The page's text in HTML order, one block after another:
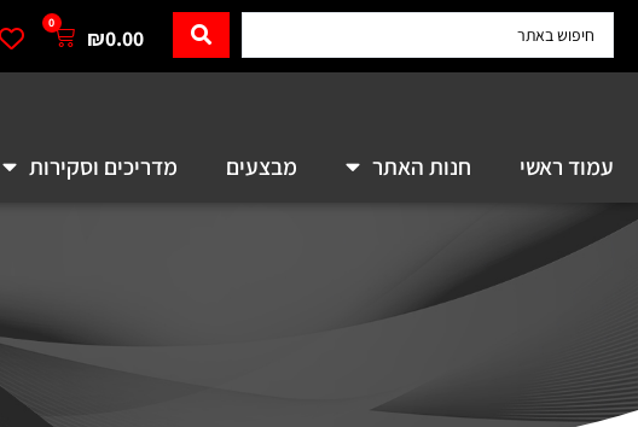
₪0.00
0
עמוד ראשי חנות האתר מבצעים מדריכים וסקירות